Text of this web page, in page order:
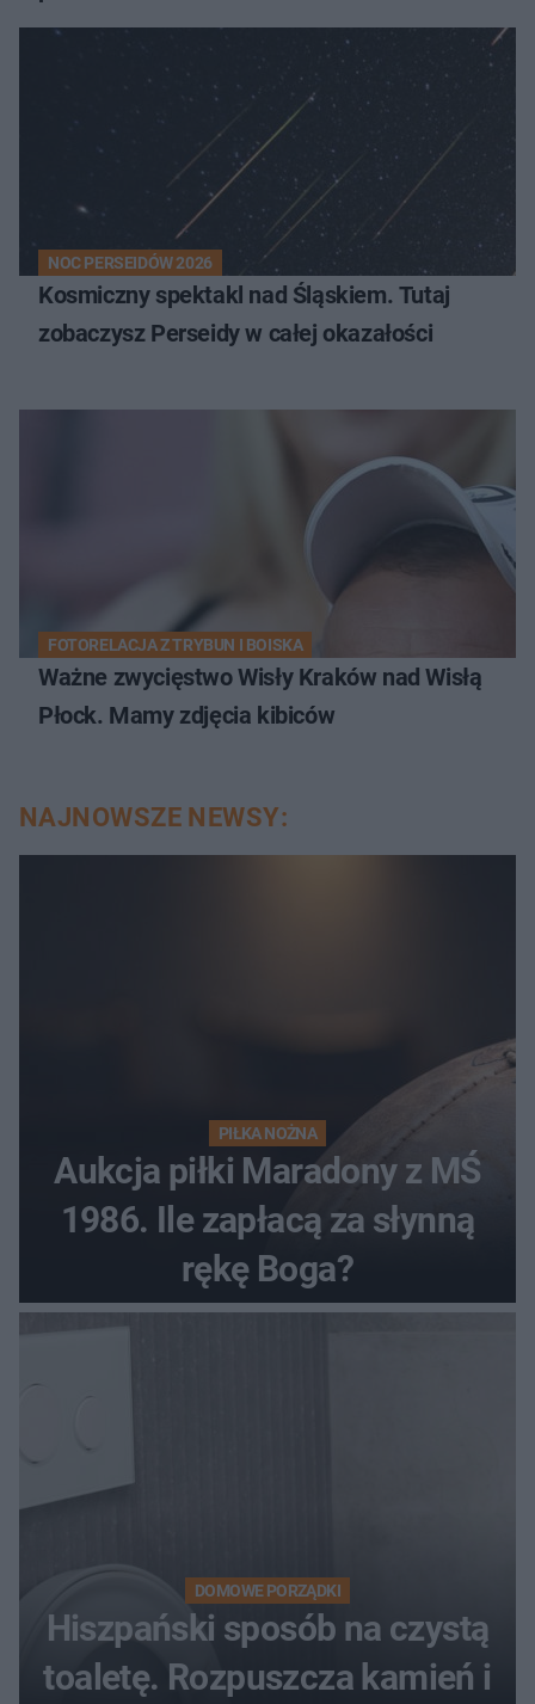
NOC PERSEIDÓW 2026
Kosmiczny spektakl nad Śląskiem. Tutaj
zobaczysz Perseidy w całej okazałości
FOTORELACJA Z TRYBUN I BOISKA
Ważne zwycięstwo Wisły Kraków nad Wisłą
Płock. Mamy zdjęcia kibiców
NAJNOWSZE NEWSY:
PIŁKA NOŻNA
Aukcja piłki Maradony z MŚ
1986. Ile zapłacą za słynną
rękę Boga?
DOMOWE PORZĄDKI
Hiszpański sposób na czystą
toaletę. Rozpuszcza kamień i